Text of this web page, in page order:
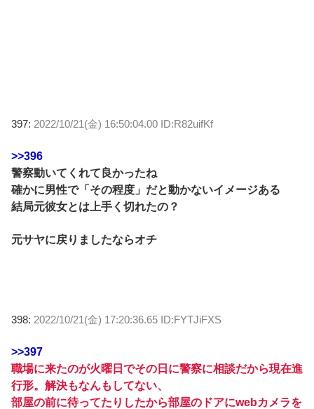
397: 2022/10/21(金) 16:50:04.00 ID:R82uifKf
>>396
警察動いてくれて良かったね
確かに男性で「その程度」だと動かないイメージある
結局元彼女とは上手く切れたの？
元サヤに戻りましたならオチ
398: 2022/10/21(金) 17:20:36.65 ID:FYTJiFXS
>>397
職場に来たのが火曜日でその日に警察に相談だから現在進
行形。解決もなんもしてない、
部屋の前に待ってたりしたから部屋のドアにwebカメラを